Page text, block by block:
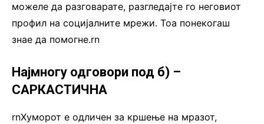
можеле да разговарате, разгледајте го неговиот
профил на социјалните мрежи. Тоа понекогаш
знае да помогне.rn
Најмногу одговори под б) –
САРКАСТИЧНА
rnХуморот е одличен за кршење на мразот,